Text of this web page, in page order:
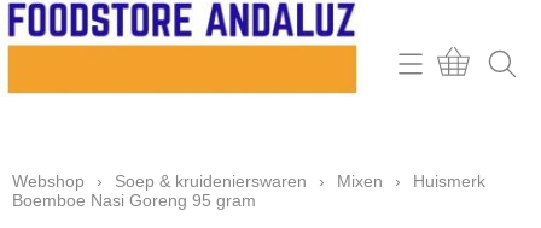
Home
Contact
Webshop › Soep & kruidenierswaren › Mixen ›
Huismerk
Boemboe Nasi Goreng 95 gram